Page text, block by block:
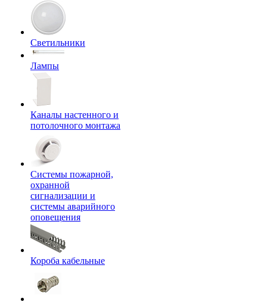
Светильники
Лампы
Каналы настенного и
потолочного монтажа
Системы пожарной,
охранной
сигнализации и
системы аварийного
оповещения
Короба кабельные